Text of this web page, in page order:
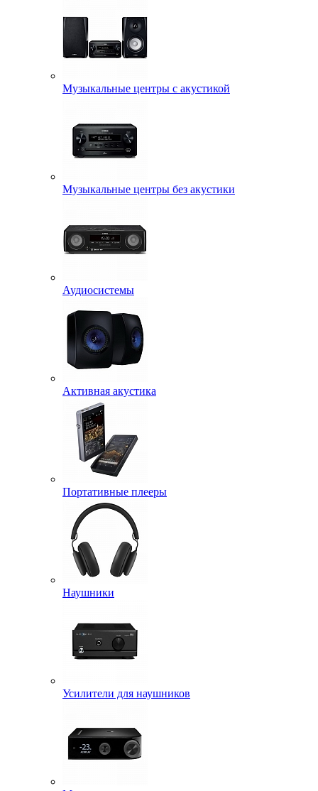
Музыкальные центры с акустикой
Музыкальные центры без акустики
Аудиосистемы
Активная акустика
Портативные плееры
Наушники
Усилители для наушников